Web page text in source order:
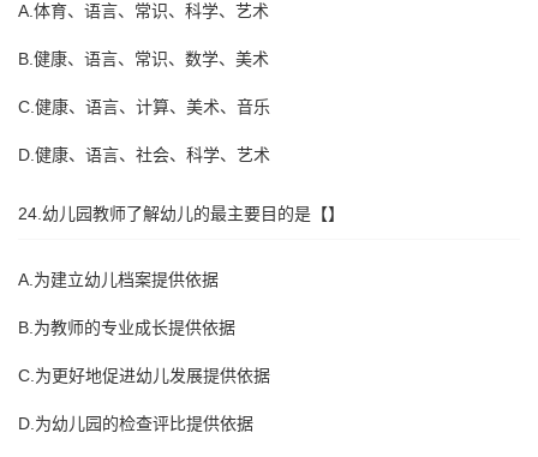
A.体育、语言、常识、科学、艺术
B.健康、语言、常识、数学、美术
C.健康、语言、计算、美术、音乐
D.健康、语言、社会、科学、艺术
24.幼儿园教师了解幼儿的最主要目的是【】
A.为建立幼儿档案提供依据
B.为教师的专业成长提供依据
C.为更好地促进幼儿发展提供依据
D.为幼儿园的检查评比提供依据